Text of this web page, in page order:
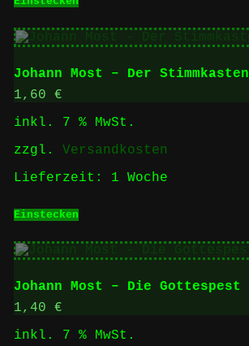
Johann Most – Der Stimmkasten
1,60 €
inkl. 7 % MwSt.
zzgl. Versandkosten
Lieferzeit: 1 Woche
Einstecken
Johann Most – Die Gottespest
1,40 €
inkl. 7 % MwSt.